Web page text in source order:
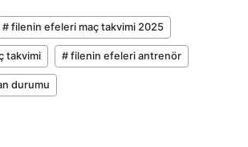
# filenin efeleri maç takvimi 2025
takvimi # filenin efeleri antrenör
durumu